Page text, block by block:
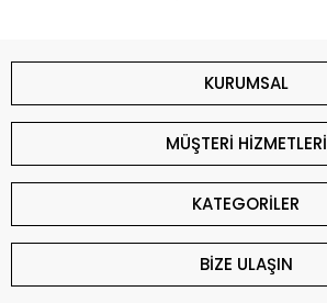
KURUMSAL
MÜŞTERİ HİZMETLERİ
KATEGORİLER
BİZE ULAŞIN